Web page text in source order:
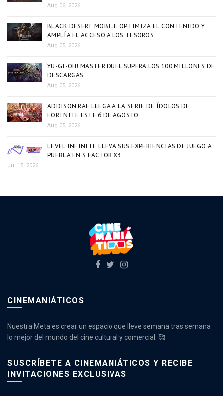
Aug 06, 2026
BLACK DESERT MOBILE OPTIMIZA EL CONTENIDO Y
AMPLÍA EL ACCESO A LOS TESOROS
Aug 05, 2026
YU-GI-OH! MASTER DUEL SUPERA LOS 100 MILLONES DE
DESCARGAS
Aug 05, 2026
ADDISON RAE LLEGA A LA SERIE DE ÍDOLOS DE
FORTNITE ESTE 6 DE AGOSTO
Aug 05, 2026
LEVEL INFINITE LLEVA SUS EXPERIENCIAS DE JUEGO A
PUEBLA EN S FACTOR X3
Jul 15, 2026
CINEMANIÁTICOS
Nuestra Meta es crear un espacio que lleve semana tras semana
lo mejor del mundo del cine cultural y comercial. 🥰
SUSCRÍBETE A CINEMANIÁTICOS Y RECIBE
INVITACIONES EXCLUSIVAS